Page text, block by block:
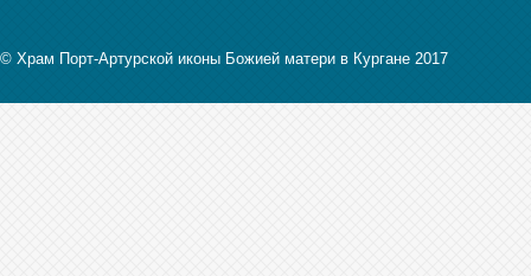
© Храм Порт-Артурской иконы Божией матери в Кургане 2017